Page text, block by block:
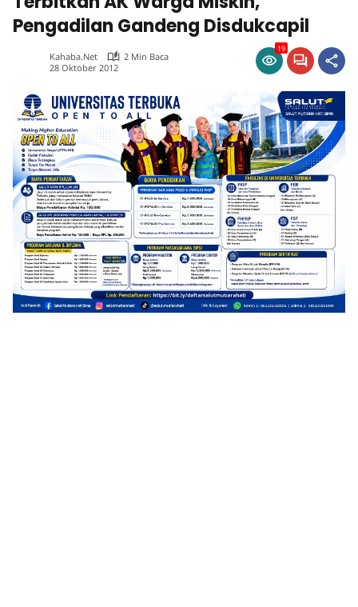
Pengadilan Gandeng Disdukcapil
Kahaba.net
2 Min Baca
28 Oktober 2012
19